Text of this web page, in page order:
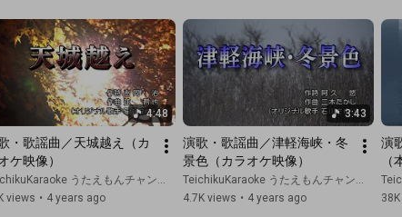
https://youtube.com/playlist?list=PLN...
［テイチク演歌・歌謡曲オフィシャルTwitter］
https://twitter.com/teichikuenka
テイチク演歌・歌謡曲オフィシャルFacebook］
https://www.facebook.com/TeEnkaKayo
https://www.instagram.com/teichikuenka/
テイチクエンタテインメントによる "大人向け" ニュースメデ
https://teichiku-news.amebaownd.com/
4:48
・歌謡曲／天城越え（カ
ケ映像）
うたえもんチャンネル
views • 4 years ago
3:43
演歌・歌謡曲／津軽海峡・冬
景色（カラオケ映像）
TeichikuKaraoke うたえもんチャンネル
4.7K views • 4 years ago
演